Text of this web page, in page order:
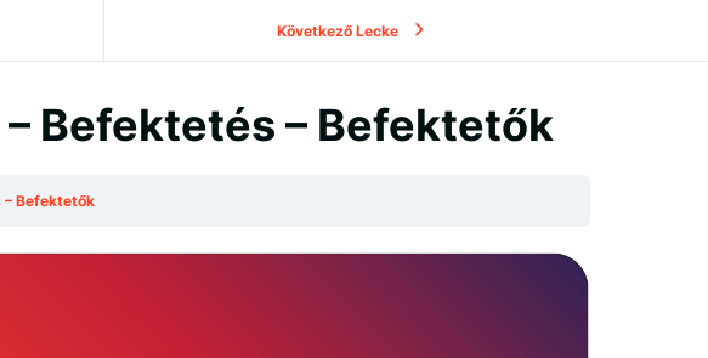
Következő Lecke
Befektetés – Befektetők
– Befektetők